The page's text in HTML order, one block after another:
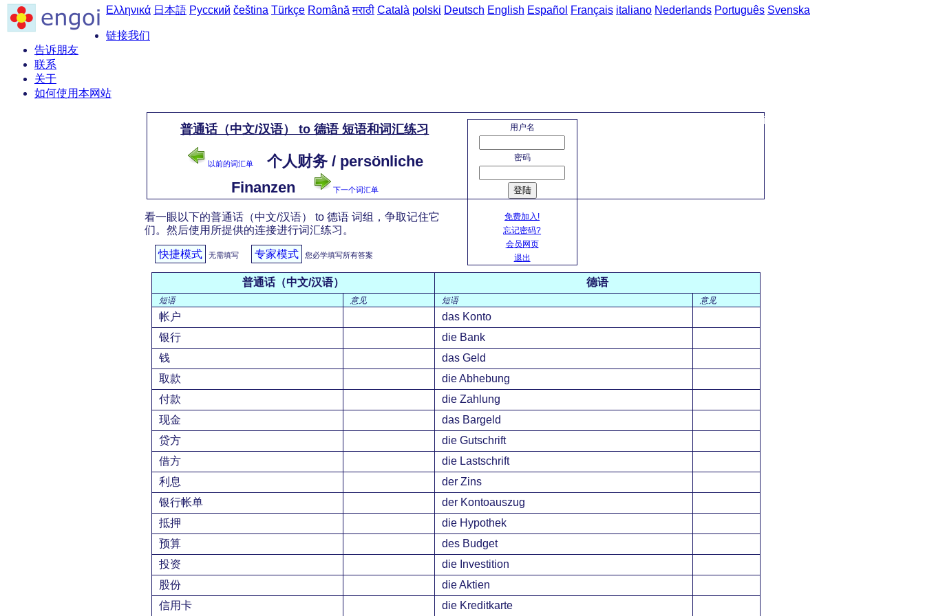
Ελληνικά 日本語 Русский čeština Türkçe Română मराठी Català polski Deutsch English Español Français italiano Nederlands Português Svenska
链接我们
告诉朋友
联系
关于
如何使用本网站
个人财务 / persönliche Finanzen
用户名
密码
登陆
免费加入!
忘记密码?
会员网页
退出
普通话（中文/汉语） to 德语 短语和词汇练习
以前的词汇单
个人财务 / persönliche
Finanzen
下一个词汇单
看一眼以下的普通话（中文/汉语） to 德语 词组，争取记住它
们。然后使用所提供的连接进行词汇练习。
快捷模式 无需填写 专家模式 您必学填写所有答案
普通话（中文/汉语） 德语
短语 意见 短语 意见
帐户
das Konto
银行
die Bank
钱
das Geld
取款
die Abhebung
付款
die Zahlung
现金
das Bargeld
贷方
die Gutschrift
借方
die Lastschrift
利息
der Zins
银行帐单
der Kontoauszug
抵押
die Hypothek
预算
des Budget
投资
die Investition
股份
die Aktien
信用卡
die Kreditkarte